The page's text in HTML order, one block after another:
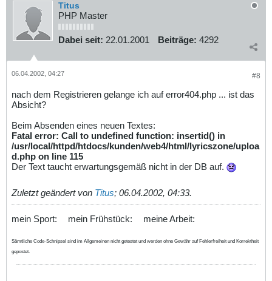
Titus
PHP Master
Dabei seit: 22.01.2001 Beiträge: 4292
#8
06.04.2002, 04:27
nach dem Registrieren gelange ich auf error404.php ... ist das
Absicht?
Beim Absenden eines neuen Textes:
Fatal error: Call to undefined function: insertid() in
/usr/local/httpd/htdocs/kunden/web4/html/lyricszone/uploa
d.php on line 115
Der Text taucht erwartungsgemäß nicht in der DB auf.
Zuletzt geändert von Titus; 06.04.2002, 04:33.
mein Sport: mein Frühstück: meine Arbeit:
Sämtliche Code-Schnipsel sind im Allgemeinen nicht getestet und werden ohne Gewähr auf Fehlerfreiheit und Korrektheit
gepostet.